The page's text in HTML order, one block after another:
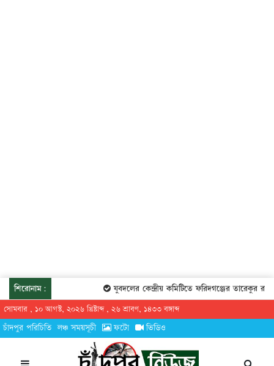
শিরোনাম: যুবদলের কেন্দ্রীয় কমিটিতে ফরিদগঞ্জের তারেকুর রহমান
সোমবার , ১০ আগস্ট, ২০২৬ খ্রিষ্টাব্দ , ২৬ শ্রাবণ, ১৪৩৩ বঙ্গাব্দ
চাঁদপুর পরিচিতি লঞ্চ সময়সূচী ফটো ভিডিও